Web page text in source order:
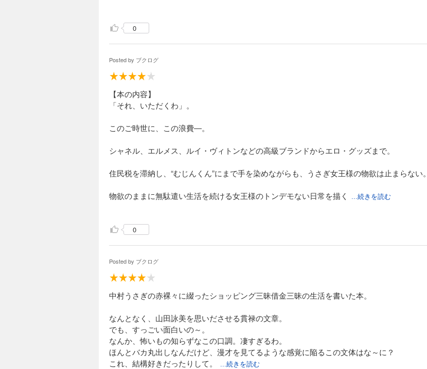
は、独特の癖がある。最近の人からすると逆に読みにくいかもしれない。
変に他人をネタにしたりせず、一直線に自分に突っ込み続け、きちんと破綻しない。エッ
のだが、この人の場合は自分が壊れていくんだろうなあ。
0
Posted by ブクログ
【本の内容】
「それ、いただくわ」。
このご時世に、この浪費―。
シャネル、エルメス、ルイ・ヴィトンなどの高級ブランドからエロ・グッズまで。
住民税を滞納し、“むじんくん”にまで手を染めながらも、うさぎ女王様の物欲は止まらない。
物欲のままに無駄遣い生活を続ける女王様のトンデモない日常を描く ...続きを読む
エルメス、阿修羅のごとく（爆運炸裂ペンダント；自分のムスコをくわえる ほか）
パンがなければケーキを！（髪がすぐに乾くブラシ；ティファニーのヨーヨー ほか）
バカは死ぬまで治らない…（１万円チョコレートの苦さ；幻の味つきコンドーム ほか）
「ショッピングの女王」とはよくも言ったもので、後から後からいろんなものを購入して
るなぁと、感心すると同時にうらやましい。
それに加えて、著者が見る視線のなんとクールなことか。
0
Posted by ブクログ
中村うさぎの赤裸々に綴ったショッピング三昧借金三昧の生活を書いた本。
なんとなく、山田詠美を思いださせる貫禄の文章。
でも、すっごい面白いの～。
なんか、怖いもの知らずなこの口調。凄すぎるわ。
ほんとバカ丸出しなんだけど、漫才を見てるような感覚に陥るこの文体はな～に？
これ、結構好きだったりして。
...続きを読む